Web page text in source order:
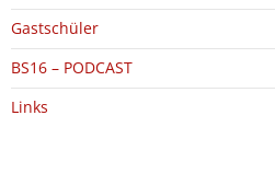
Gastschüler
BS16 – PODCAST
Links